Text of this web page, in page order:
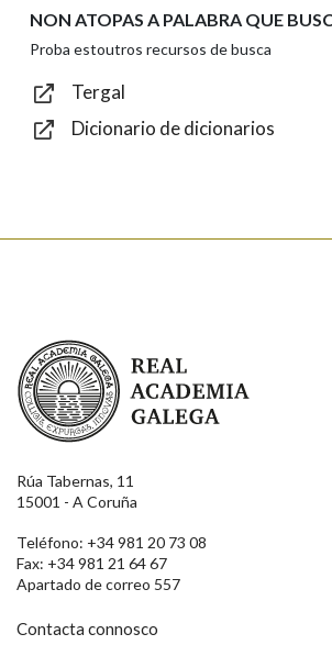
Texto de verificación
NON ATOPAS A PALABRA QUE
Proba estoutros recursos de busca
Tergal
Dicionario de dicionarios
Real Academia Galega
Rúa Tabernas, 11
15001 - A Coruña
Teléfono: +34 981 20 73 08
Fax: +34 981 21 64 67
Apartado de correo 557
Contacta connosco